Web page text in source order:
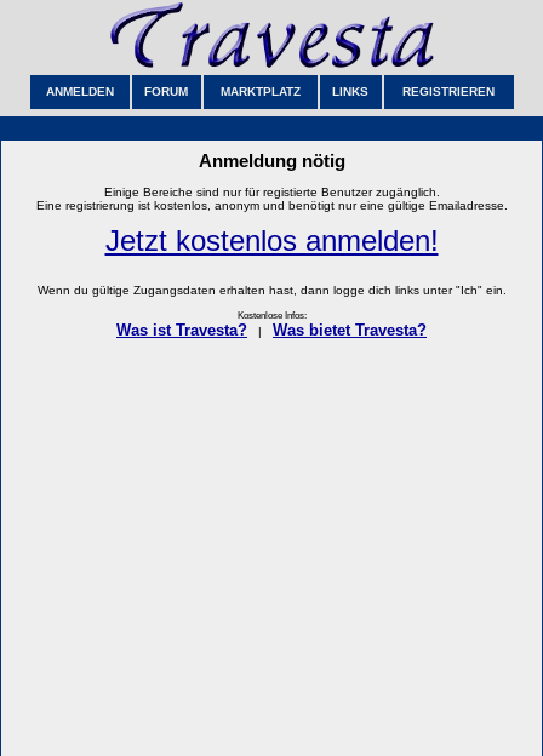
ANMELDEN FORUM MARKTPLATZ LINKS REGISTRIEREN
Anmeldung nötig
Einige Bereiche sind nur für registierte Benutzer zugänglich.
Eine registrierung ist kostenlos, anonym und benötigt nur eine gültige Emailadresse.
Jetzt kostenlos anmelden!
Wenn du gültige Zugangsdaten erhalten hast, dann logge dich links unter "Ich" ein.
Kostenlose Infos:
Was ist Travesta? Was bietet Travesta?